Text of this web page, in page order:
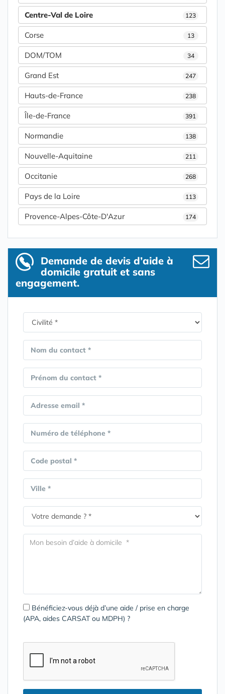
Centre-Val de Loire 123
Corse 13
DOM/TOM 34
Grand Est 247
Hauts-de-France 238
Île-de-France 391
Normandie 138
Nouvelle-Aquitaine 211
Occitanie 268
Pays de la Loire 113
Provence-Alpes-Côte-D'Azur 174
Demande de devis d’aide à
domicile gratuit et sans
engagement.
Nom du contact *
Prénom du contact *
Adresse email *
Numéro de téléphone *
Code postal *
Ville *
Bénéficiez-vous déjà d’une aide / prise en charge
(APA, aides CARSAT ou MDPH) ?